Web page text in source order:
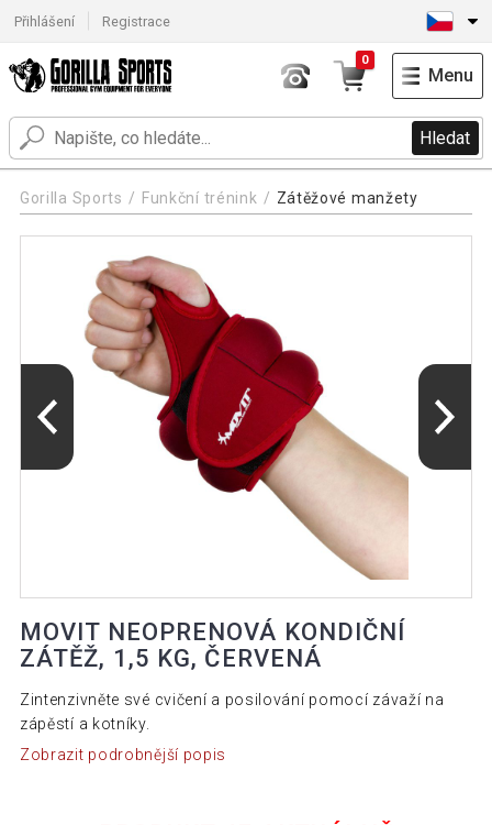
Přihlášení Registrace
Hledat
0
Menu
Gorilla Sports Funkční trénink Zátěžové manžety
MOVIT NEOPRENOVÁ KONDIČNÍ
ZÁTĚŽ, 1,5 KG, ČERVENÁ
Zintenzivněte své cvičení a posilování pomocí závaží na
zápěstí a kotníky.
Zobrazit podrobnější popis